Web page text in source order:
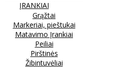
ĮRANKIAI
Grąžtai
Markeriai, pieštukai
Matavimo Įrankiai
Peiliai
Pirštinės
Žibintuvėliai